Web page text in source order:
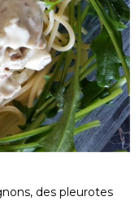
des pleurotes